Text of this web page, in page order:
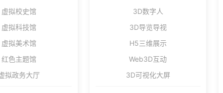
虚拟校史馆
虚拟科技馆
虚拟美术馆
红色主题馆
拟政务大厅
3D数字人
3D导览导视
H5三维展示
Web3D互动
3D可视化大屏